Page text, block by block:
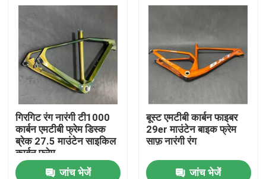
गिरगिट रंग नारंगी टी1000
कार्बन एमटीबी फ्रेम डिस्क
ब्रेक 27.5 माउंटेन साइकिल
कार्बन फ्रेम
जांच भेजें
बूस्ट एमटीबी कार्बन फाइबर
29er माउंटेन बाइक फ्रेम
साफ़ नारंगी रंग
जांच भेजें